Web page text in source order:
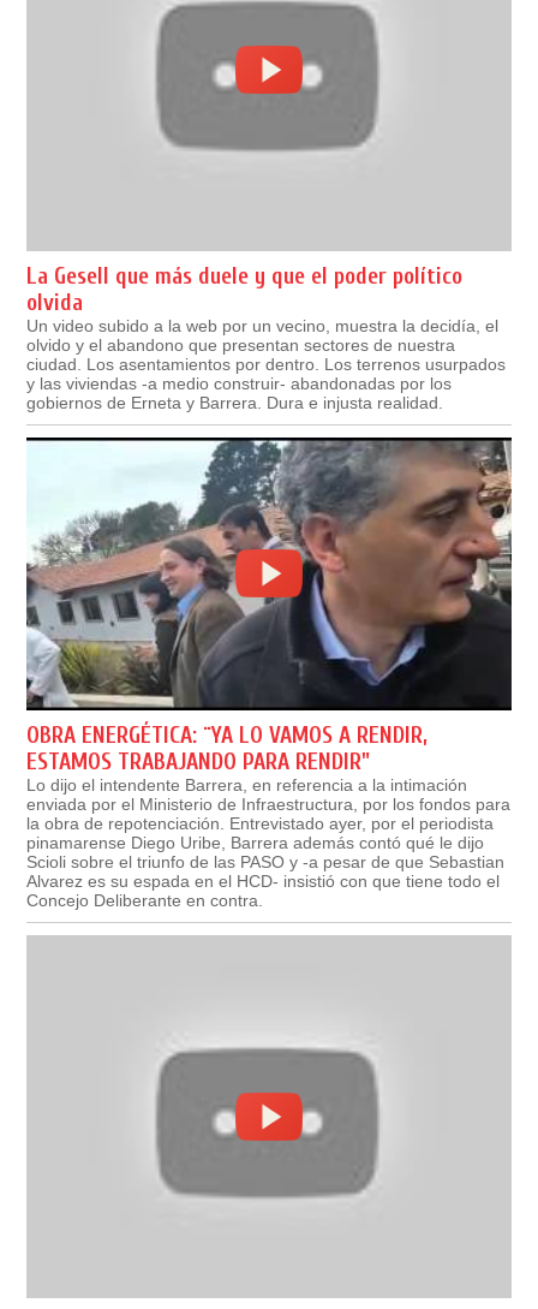
La Gesell que más duele y que el poder político
olvida
Un video subido a la web por un vecino, muestra la decidía, el
olvido y el abandono que presentan sectores de nuestra
ciudad. Los asentamientos por dentro. Los terrenos usurpados
y las viviendas -a medio construir- abandonadas por los
gobiernos de Erneta y Barrera. Dura e injusta realidad.
OBRA ENERGÉTICA: ¨YA LO VAMOS A RENDIR,
ESTAMOS TRABAJANDO PARA RENDIR"
Lo dijo el intendente Barrera, en referencia a la intimación
enviada por el Ministerio de Infraestructura, por los fondos para
la obra de repotenciación. Entrevistado ayer, por el periodista
pinamarense Diego Uribe, Barrera además contó qué le dijo
Scioli sobre el triunfo de las PASO y -a pesar de que Sebastian
Alvarez es su espada en el HCD- insistió con que tiene todo el
Concejo Deliberante en contra.